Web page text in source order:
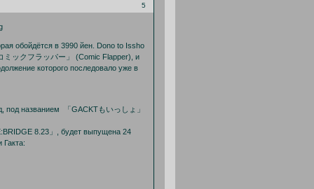
5
обойдётся в 3990 йен. Dono to Issho
ミックフラッパー」 (Comic Flapper), и
которого последовало уже в
под названием 「GACKTもいっしょ」
8.23」, будет выпущена 24